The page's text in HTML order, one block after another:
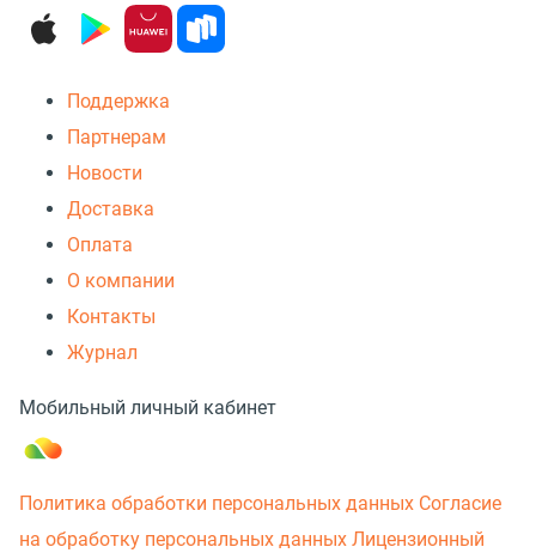
Поддержка
Партнерам
Новости
Доставка
Оплата
О компании
Контакты
Журнал
Мобильный личный кабинет
Политика обработки персональных данных Согласие
на обработку персональных данных Лицензионный